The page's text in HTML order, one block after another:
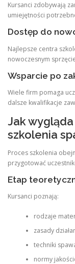
Kursanci zdobywają
umiejętności
Dostęp do
Najlepsze centra
nowoczesnym
Wsparcie po
Wiele firm pomaga
dalsze kwalifikacje
Jak
szkolenia
Proces szkolenia
przygotować
Etap
Kursanci poznają:
rodzaje
zasady
techniki
normy